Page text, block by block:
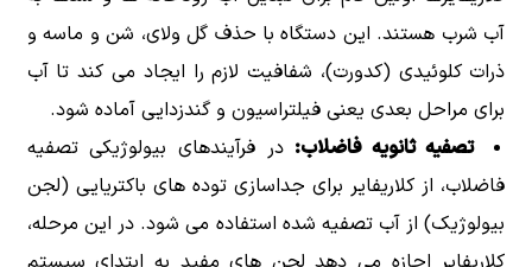
آب شرب هستند. این دستگاه با حذف گل ولای، شن و ماسه و
ذرات کلوئیدی (کدورت)، شفافیت لازم را ایجاد می کند تا آب
برای مراحل بعدی یعنی فیلتراسیون و گندزدایی آماده شود.
تصفیه ثانویه فاضلاب: در فرآیندهای بیولوژیکی تصفیه
فاضلاب، از کلاریفایر برای جداسازی توده های باکتریایی (لجن
بیولوژیک) از آب تصفیه شده استفاده می شود. در این مرحله،